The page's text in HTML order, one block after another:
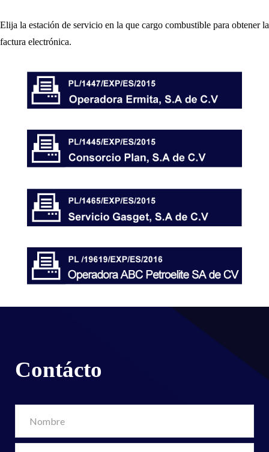
Elija la estación de servicio en la que cargo combustible para obtener la
factura electrónica.
Contácto